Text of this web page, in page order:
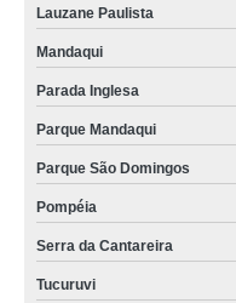
Lauzane Paulista
Mandaqui
Parada Inglesa
Parque Mandaqui
Parque São Domingos
Pompéia
Serra da Cantareira
Tucuruvi